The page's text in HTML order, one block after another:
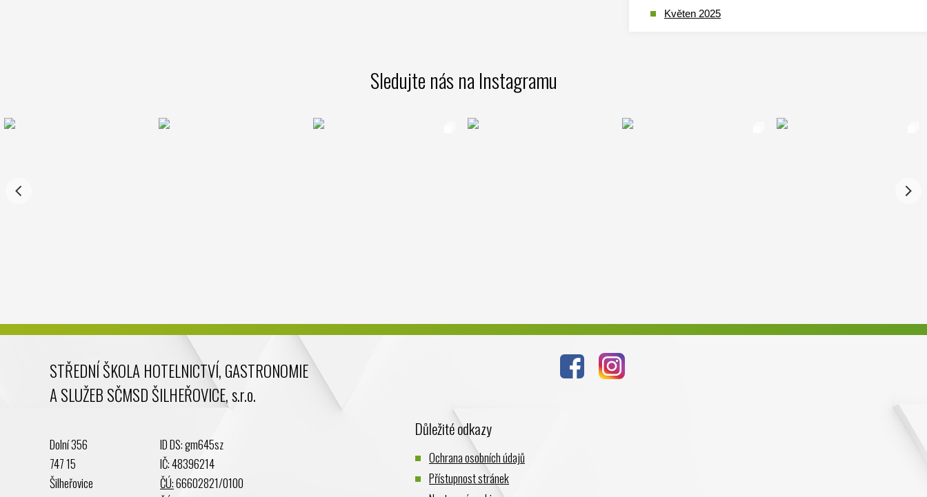
Květen 2025
Prosinec 2023
Sledujte nás na Instagramu
STŘEDNÍ ŠKOLA HOTELNICTVÍ, GASTRONOMIE
A SLUŽEB SČMSD ŠILHEŘOVICE, s.r.o.
Dolní 356
747 15
Šilheřovice
ID DS: gm645sz
IČ: 48396214
ČÚ:66602821/0100
Důležité odkazy
Ochrana osobních údajů
Přístupnost stránek